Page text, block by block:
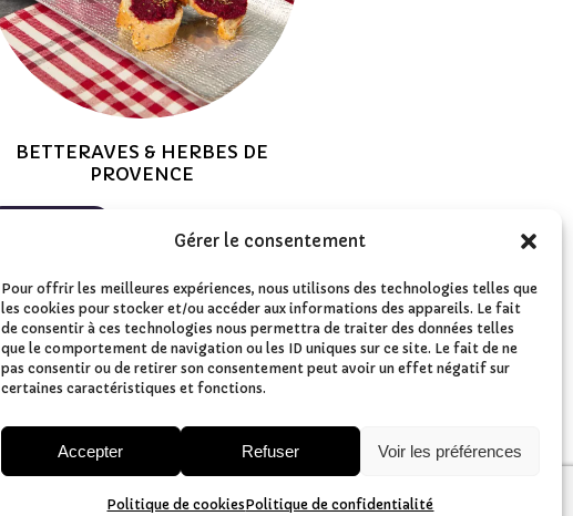
Gérer le consentement
Pour offrir les meilleures expériences, nous utilisons des technologies telles que
les cookies pour stocker et/ou accéder aux informations des appareils. Le fait
de consentir à ces technologies nous permettra de traiter des données telles
que le comportement de navigation ou les ID uniques sur ce site. Le fait de ne
pas consentir ou de retirer son consentement peut avoir un effet négatif sur
certaines caractéristiques et fonctions.
Accepter Refuser Voir les préférences
Politique de cookiesPolitique de confidentialité
BETTERAVES & HERBES DE
PROVENCE